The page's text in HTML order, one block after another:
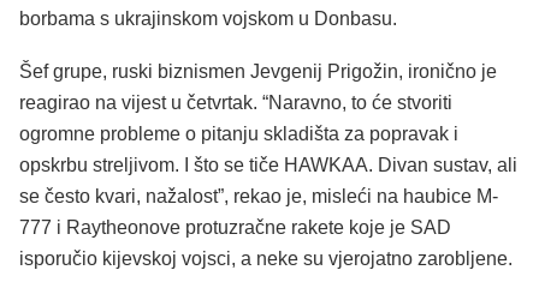
borbama s ukrajinskom vojskom u Donbasu.
Šef grupe, ruski biznismen Jevgenij Prigožin, ironično je
reagirao na vijest u četvrtak. “Naravno, to će stvoriti
ogromne probleme o pitanju skladišta za popravak i
opskrbu streljivom. I što se tiče HAWKAA. Divan sustav, ali
se često kvari, nažalost”, rekao je, misleći na haubice M-
777 i Raytheonove protuzračne rakete koje je SAD
isporučio kijevskoj vojsci, a neke su vjerojatno zarobljene.